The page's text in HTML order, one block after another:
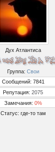
Дух Атлантиса
Группа: Свои
Сообщений: 7841
Репутация: 2075
Замечания: 0%
Статус: где-то там